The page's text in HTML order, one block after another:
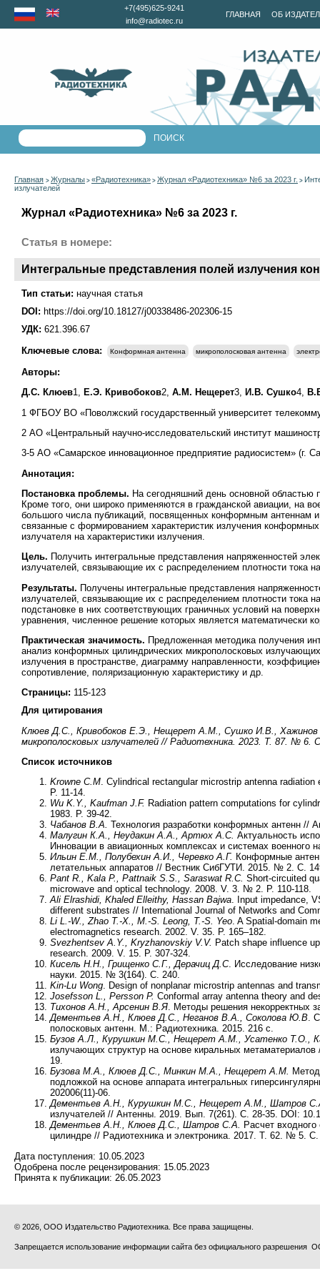
ГЛАВНАЯ ОБ
+7(495)625-9241
info@radiotec.ru
Главная > Журналы > «Радиотехника» > Журнал «Радиотехника» №6 за 2023 г. >
излучателей
Журнал «Радиотехника» №6 за 2023 г.
Статья в номере:
Интегральные представления полей излучения
Тип статьи: научная статья
DOI: https://doi.org/10.18127/j00338486-202306-15
УДК: 621.396.67
Ключевые слова:
Конформная антенна микрополосковая антенна
Авторы:
Д.С. Клюев1, Е.Э. Кривобоков2, А.М. Нещерет3, И.В. Сушко4,
1 ФГБОУ ВО «Поволжский государственный университет
2 АО «Центральный научно-исследовательский институт
3-5 АО «Самарское инновационное предприятие радиосистем» (г.
Аннотация:
Постановка проблемы. На сегодняшний день основной областью
Кроме того, они широко применяются в гражданской авиации, на
большого числа публикаций, посвященных конформным антеннам
связанные с формированием характеристик излучения
излучателя на характеристики излучения.
Цель. Получить интегральные представления напряженностей
излучателей, связывающие их с распределением плотности тока
Результаты. Получены интегральные представления
излучателей, связывающие их с распределением плотности тока
подстановке в них соответствующих граничных условий на
уравнения, численное решение которых является математически
Практическая значимость. Предложенная методика получения
анализ конформных цилиндрических микрополосковых
излучения в пространстве, диаграмму направленности,
сопротивление, поляризационную характеристику и др.
Страницы: 115-123
Для цитирования
Клюев Д.С., Кривобоков Е.Э., Нещерет А.М., Сушко И.В., Хажинов
микрополосковых излучателей // Радиотехника. 2023. Т. 87. № 6.
Список источников
Krowne C.M. Cylindrical rectangular microstrip antenna
P. 11-14.
Wu K.Y., Kaufman J.F. Radiation pattern computations for
1983. P. 39-42.
Чабанов В.А. Технология разработки конформных антенн
Малугин К.А., Неудакин А.А., Артюх А.С. Актуальность
Инновации в авиационных комплексах и системах
Ильин Е.М., Полубехин А.И., Черевко А.Г. Конформные
летательных аппаратов // Вестник СибГУТИ. 2015. № 2. С.
Pant R., Kala P., Pattnaik S.S., Saraswat R.C. Short-circuited
microwave and optical technology. 2008. V. 3. № 2. P. 110-118.
Ali Elrashidi, Khaled Elleithy, Hassan Bajwa. Input impedance,
different substrates // International Journal of Networks and
Li L.-W., Zhao T.-X., M.-S. Leong, T.-S. Yeo. A Spatial-domain
electromagnetics research. 2002. V. 35. P. 165–182.
Svezhentsev A.Y., Kryzhanovskiy V.V. Patch shape influence
research. 2009. V. 15. P. 307-324.
Кисель Н.Н., Грищенко С.Г., Дерачиц Д.С. Исследование
науки. 2015. № 3(164). С. 240.
Kin-Lu Wong. Design of nonplanar microstrip antennas and
Josefsson L., Persson P. Conformal array antenna theory and
Тихонов А.Н., Арсенин В.Я. Методы решения некорректных
Дементьев А.Н., Клюев Д.С., Неганов В.А., Соколова Ю.В.
полосковых антенн. М.: Радиотехника. 2015. 216 c.
Бузов А.Л., Курушкин М.С., Нещерет А.М., Усатенко Т.О.,
излучающих структур на основе киральных
19.
Бузова М.А., Клюев Д.С., Минкин М.А., Нещерет А.М.
подложкой на основе аппарата интегральных
202006(11)-06.
Дементьев А.Н., Курушкин М.С., Нещерет А.М., Шатров
излучателей // Антенны. 2019. Вып. 7(261). С. 28-35. DOI:
Дементьев А.Н., Клюев Д.С., Шатров С.А. Расчет
цилиндре // Радиотехника и электроника. 2017. Т. 62. № 5. С.
Дата поступления: 10.05.2023
Одобрена после рецензирования: 15.05.2023
Принята к публикации: 26.05.2023
© 2026, ООО Издательство Радиотехника. Все права защищены.
Запрещается использование информации сайта без официального разрешения